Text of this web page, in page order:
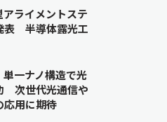
アライメントステ
表 半導体露光工
単一ナノ構造で光
次世代光通信や
応用に期待